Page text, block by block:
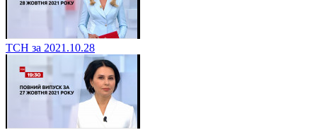
ТСН за 2021.10.28